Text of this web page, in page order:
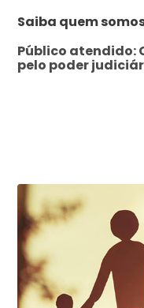
Saiba quem
Público atendido:
pelo poder